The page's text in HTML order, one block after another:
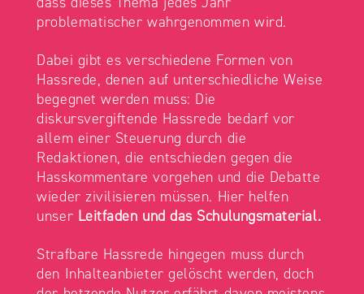
problematischer wahrgenommen wird.
Dabei gibt es verschiedene Formen von
Hassrede, denen auf unterschiedliche Weise
begegnet werden muss: Die
diskursvergiftende Hassrede bedarf vor
allem einer Steuerung durch die
Redaktionen, die entschieden gegen die
Hasskommentare vorgehen und die Debatte
wieder zivilisieren müssen. Hier helfen
unser Leitfaden und das Schulungsmaterial.
Strafbare Hassrede hingegen muss durch
den Inhalteanbieter gelöscht werden, doch